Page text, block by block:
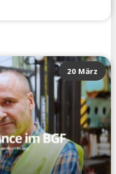
20 März